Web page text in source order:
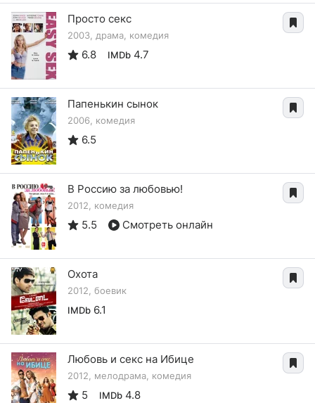
Просто секс
2003, драма, комедия
6.8 IMDb 4.7
Папенькин сынок
2006, комедия
6.5
В Россию за любовью!
2012, комедия
5.5 Смотреть онлайн
Охота
2012, боевик
IMDb 6.1
Любовь и секс на Ибице
2012, мелодрама, комедия
5 IMDb 4.8